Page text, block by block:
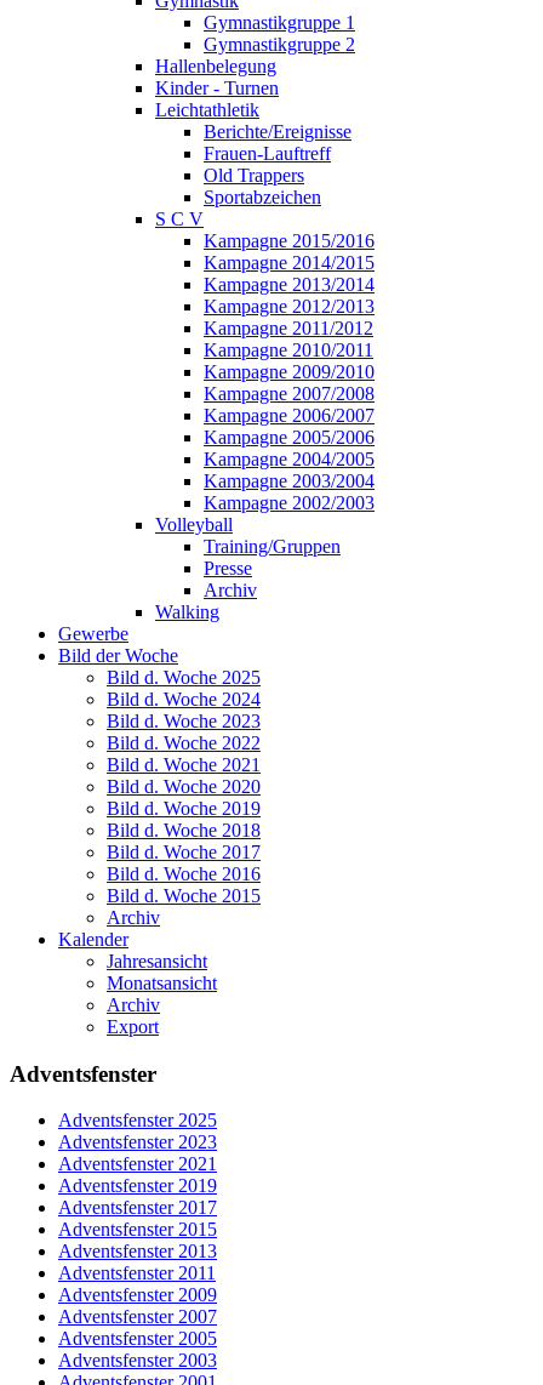
Gymnastikgruppe 1
Gymnastikgruppe 2
Hallenbelegung
Kinder - Turnen
Leichtathletik
Berichte/Ereignisse
Frauen-Lauftreff
Old Trappers
Sportabzeichen
S C V
Kampagne 2015/2016
Kampagne 2014/2015
Kampagne 2013/2014
Kampagne 2012/2013
Kampagne 2011/2012
Kampagne 2010/2011
Kampagne 2009/2010
Kampagne 2007/2008
Kampagne 2006/2007
Kampagne 2005/2006
Kampagne 2004/2005
Kampagne 2003/2004
Kampagne 2002/2003
Volleyball
Training/Gruppen
Presse
Archiv
Walking
Gewerbe
Bild der Woche
Bild d. Woche 2025
Bild d. Woche 2024
Bild d. Woche 2023
Bild d. Woche 2022
Bild d. Woche 2021
Bild d. Woche 2020
Bild d. Woche 2019
Bild d. Woche 2018
Bild d. Woche 2017
Bild d. Woche 2016
Bild d. Woche 2015
Archiv
Kalender
Jahresansicht
Monatsansicht
Archiv
Export
Adventsfenster
Adventsfenster 2025
Adventsfenster 2023
Adventsfenster 2021
Adventsfenster 2019
Adventsfenster 2017
Adventsfenster 2015
Adventsfenster 2013
Adventsfenster 2011
Adventsfenster 2009
Adventsfenster 2007
Adventsfenster 2005
Adventsfenster 2003